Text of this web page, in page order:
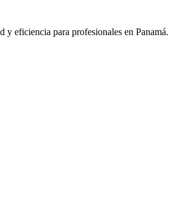
eficiencia para profesionales en Panamá.